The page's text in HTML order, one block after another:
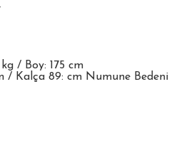
/ Boy: 175 cm
/ Kalça 89: cm Numune Bedeni